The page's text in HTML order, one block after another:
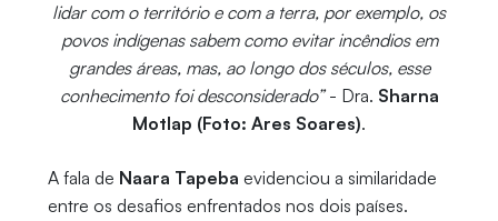
lidar com o território e com a terra, por exemplo, os
povos indígenas sabem como evitar incêndios em
grandes áreas, mas, ao longo dos séculos, esse
conhecimento foi desconsiderado”- Dra. Sharna
Motlap (Foto: Ares Soares).
A fala de Naara Tapeba evidenciou a similaridade
entre os desafios enfrentados nos dois países.